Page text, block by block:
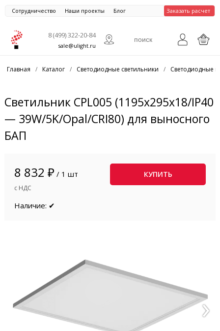
Сотрудничество Наши проекты Блог Заказать расчет
8 (499) 322-20-84
sale@ulight.ru
Главная / Каталог / Светодиодные светильники / Светодиодные
Светильник CPL005 (1195x295x18/IP40
— 39W/5K/Opal/CRI80) для выносного
БАП
8 832 ₽ / 1 шт
с НДС
КУПИТЬ
Наличие: ✔